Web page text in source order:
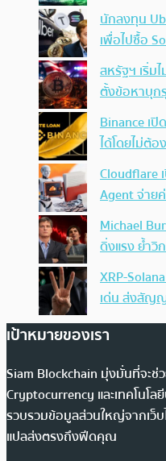
นักลงทุน
เพื่อไปซื้อ
สหรัฐฯ เริ่ม
ตั้งข้อหาบุก
Binance เ
ได้โดยไม่ต้
Cloudflare
Agent จ่าย
Michael
ดิ่งแรง ย้ำวิ
XRP-
เด่น ส่งสัญ
เป้าหมายของเรา
Siam Blockchain มุ่งมั่นที่จะช่
Cryptocurrency และเทคโนโล
รวบรวมข้อมูลส่วนใหญ่จากเว็บ
แปลส่งตรงถึงฟีดคุณ